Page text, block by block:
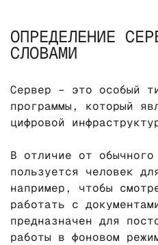
ОПРЕДЕЛЕНИЕ
СЛОВАМИ
Сервер – это особый
программы, который
цифровой
В отличие от
пользуется человек
например, чтобы
работать с
предназначен для
работы в фоновом